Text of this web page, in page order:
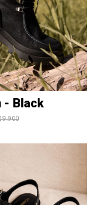
- Black
9.900